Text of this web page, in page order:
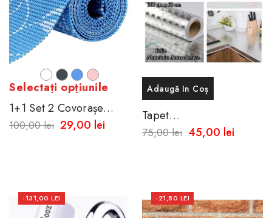
Selectați opțiunile
1+1 Set 2 Covorașe
Antiderapante Moi
100,00 lei 29,00 lei
AlbNegruAlbastru
Roz
Adaugă In Coș
Tapet
AutoadezivArgintiu Din
Aluminiu , 60cmx300cm
75,00 lei 45,00 lei
-131,00 LEI -21,80 LEI